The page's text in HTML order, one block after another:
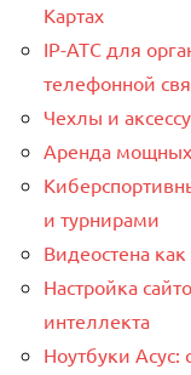
Картах
IP-АТС для
телефонной
Чехлы и
Аренда мощных
и турнирами
Видеостена
Настройка
интеллекта
Ноутбуки Асус: